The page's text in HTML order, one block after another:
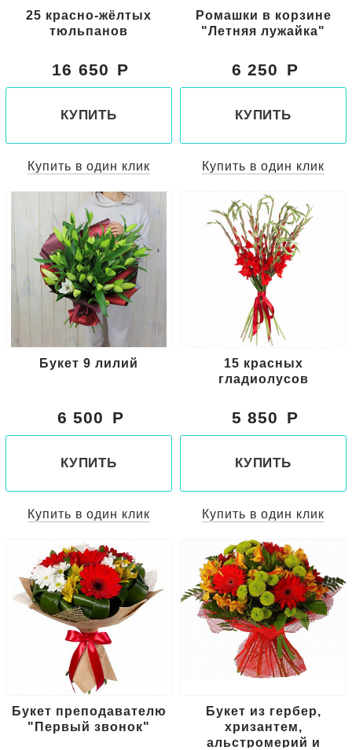
25 красно-жёлтых
тюльпанов
16 650
КУПИТЬ
Купить в один клик
Ромашки в корзине
"Летняя лужайка"
6 250
КУПИТЬ
Купить в один клик
Букет 9 лилий
6 500
КУПИТЬ
Купить в один клик
15 красных
гладиолусов
5 850
КУПИТЬ
Купить в один клик
Букет преподавателю
"Первый звонок"
Букет из гербер,
хризантем,
альстромерий и